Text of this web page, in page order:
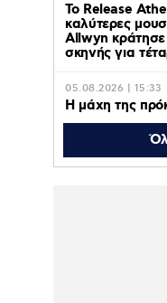
Το Release
καλύτερες
Allwyn κράτησε
σκηνής για
05.08.2026 | 15:33
Η μάχη της
Ολυμπιακός
Αυγούστου
05.08.2026 | 15:27